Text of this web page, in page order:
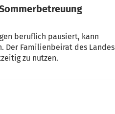
beruflich pausiert, kann
Der Familienbeirat des Landes
zu nutzen.